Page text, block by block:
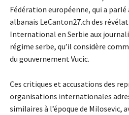
Fédération européenne, qui a parlé
albanais LeCanton27.ch des
International en Serbie aux
régime serbe, qu’il considère
du gouvernement Vucic.
Ces critiques et accusations des
organisations internationales
similaires à l’époque de Milosevic,